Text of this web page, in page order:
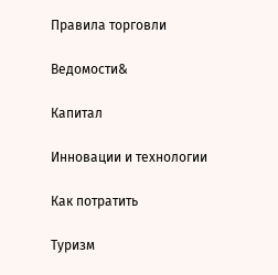
Правила торговли
Ведомости&
Капитал
Инновации и технологии
Как потратить
Туризм